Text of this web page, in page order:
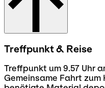
Treffpunkt & Reise
Treffpunkt um 9.57 Uhr
Gemeinsame Fahrt